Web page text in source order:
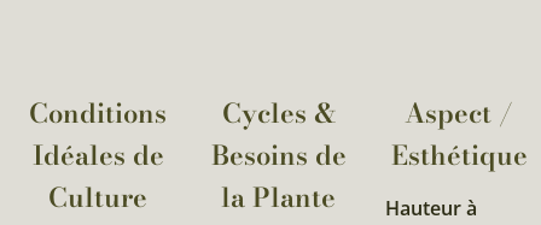
Conditions
Idéales de
Culture
Cycles &
Besoins de
la Plante​
Aspect /
Esthétique
Hauteur à